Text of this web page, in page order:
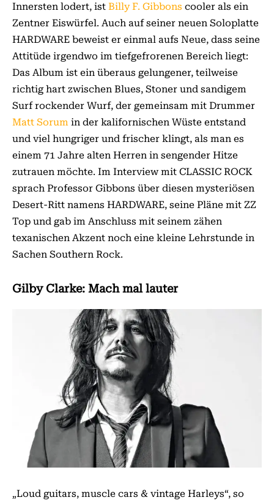
Innersten lodert, ist Billy F. Gibbons cooler als ein
Zentner Eiswürfel. Auch auf seiner neuen Soloplatte
HARDWARE beweist er einmal aufs Neue, dass seine
Attitüde irgendwo im tiefgefrorenen Bereich liegt:
Das Album ist ein überaus gelungener, teilweise
richtig hart zwischen Blues, Stoner und sandigem
Surf rockender Wurf, der gemeinsam mit Drummer
Matt Sorum in der kalifornischen Wüste entstand
und viel hungriger und frischer klingt, als man es
einem 71 Jahre alten Herren in sengender Hitze
zutrauen möchte. Im Interview mit CLASSIC ROCK
sprach Professor Gibbons über diesen mysteriösen
Desert-Ritt namens HARDWARE, seine Pläne mit ZZ
Top und gab im Anschluss mit seinem zähen
texanischen Akzent noch eine kleine Lehrstunde in
Sachen Southern Rock.
Gilby Clarke: Mach mal lauter
„Loud guitars, muscle cars & vintage Harleys“, so